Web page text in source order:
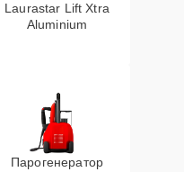
Laurastar Lift Xtra
Aluminium
Парогенератор